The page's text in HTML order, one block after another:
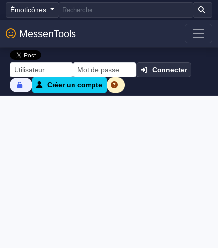
Émoticônes
MessenTools
Connecter
Créer un compte